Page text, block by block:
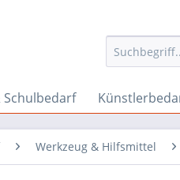
Schulbedarf
Werkzeug & Hilfsmittel